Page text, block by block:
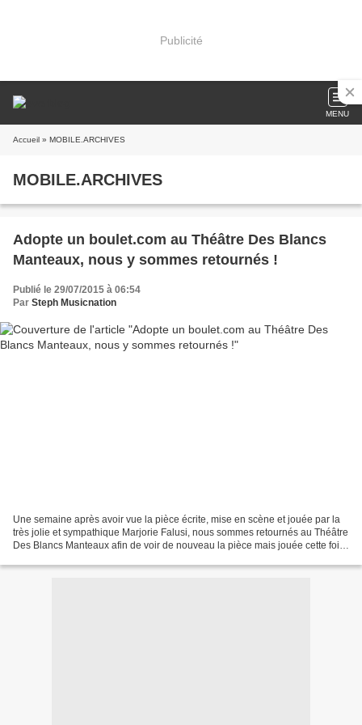
Publicité
MENU
Accueil » MOBILE.ARCHIVES
MOBILE.ARCHIVES
Adopte un boulet.com au Théâtre Des Blancs
Manteaux, nous y sommes retournés !
Publié le 29/07/2015 à 06:54
Par Steph Musicnation
Une semaine après avoir vue la pièce écrite, mise en scène et jouée par la
très jolie et sympathique Marjorie Falusi, nous sommes retournés au Théâtre
Des Blancs Manteaux afin de voir de nouveau la pièce mais jouée cette fois